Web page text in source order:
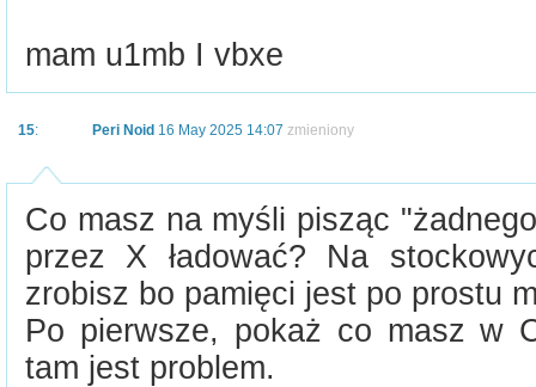
mam u1mb I vbxe
15: Peri Noid 16 May 2025 14:07 zmieniony
Co masz na myśli pisząc
przez X ładować? Na
zrobisz bo pamięci jest po prostu
Po pierwsze, pokaż co masz w
tam jest problem.